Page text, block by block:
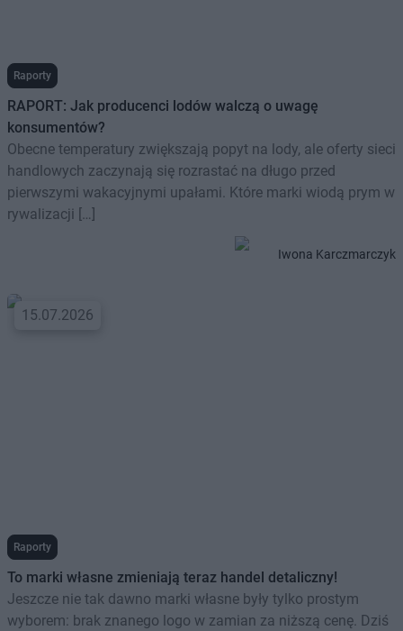
Raporty
RAPORT: Jak producenci lodów walczą o uwagę
konsumentów?
Obecne temperatury zwiększają popyt na lody, ale oferty sieci
handlowych zaczynają się rozrastać na długo przed
pierwszymi wakacyjnymi upałami. Które marki wiodą prym w
rywalizacji […]
Iwona Karczmarczyk
15.07.2026
Raporty
To marki własne zmieniają teraz handel detaliczny!
Jeszcze nie tak dawno marki własne były tylko prostym
wyborem: brak znanego logo w zamian za niższą cenę. Dziś